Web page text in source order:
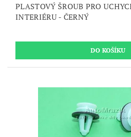
PLASTOVÝ ŠROUB PRO
INTERIÉRU - ČERNÝ